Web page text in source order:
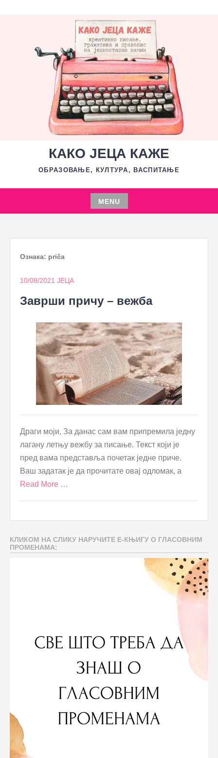
КАКО ЈЕЦА КАЖЕ
ОБРАЗОВАЊЕ, КУЛТУРА, ВАСПИТАЊЕ
MENU
Skip
content
Ознака: priča
10/08/2021 ЈЕЦА
Заврши причу – вежба
Драги моји, За данас сам вам припремила једну
лагану летњу вежбу за писање. Текст који је
пред вама представља почетак једне приче.
Ваш задатак је да прочитате овај одломак, а
Read More …
КЛИКОМ НА СЛИКУ НАРУЧИТЕ Е-КЊИГУ О ГЛАСОВНИМ
ПРОМЕНАМА: